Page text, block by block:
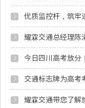
优质监控杆，筑牢
耀霖交通总经理陈
今日四川高考放分
交通标志牌为高考
耀霖交通带您了解